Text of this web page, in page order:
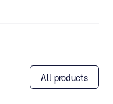
All products